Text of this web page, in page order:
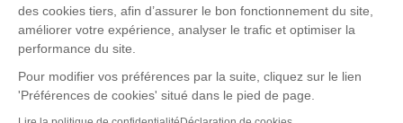
des cookies tiers, afin d’assurer le bon fonctionnement du site,
améliorer votre expérience, analyser le trafic et optimiser la
performance du site.
Pour modifier vos préférences par la suite, cliquez sur le lien
'Préférences de cookies' situé dans le pied de page.
PME
3 actions concrètes pour